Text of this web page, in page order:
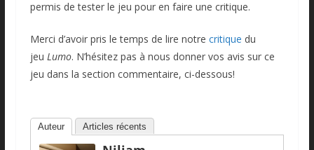
permis de tester le jeu pour en faire une critique.
Merci d’avoir pris le temps de lire notre critique du
jeu Lumo. N’hésitez pas à nous donner vos avis sur ce
jeu dans la section commentaire, ci-dessous!
Auteur Articles récents